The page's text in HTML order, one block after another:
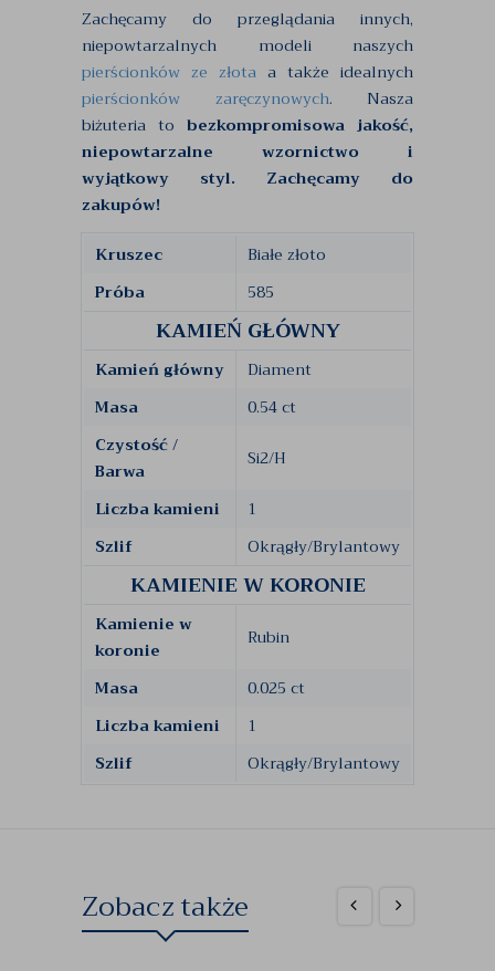
Zachęcamy do przeglądania innych,
niepowtarzalnych modeli naszych
pierścionków ze złota a także idealnych
pierścionków zaręczynowych. Nasza
biżuteria to bezkompromisowa jakość,
niepowtarzalne wzornictwo i
wyjątkowy styl. Zachęcamy do
zakupów!
Kruszec
Białe złoto
Próba
585
KAMIEŃ GŁÓWNY
Kamień główny
Diament
Masa
0.54 ct
Czystość /
Barwa
Si2/H
Liczba kamieni
1
Szlif
Okrągły/Brylantowy
KAMIENIE W KORONIE
Kamienie w
koronie
Rubin
Masa
0.025 ct
Liczba kamieni
1
Szlif
Okrągły/Brylantowy
Zobacz także